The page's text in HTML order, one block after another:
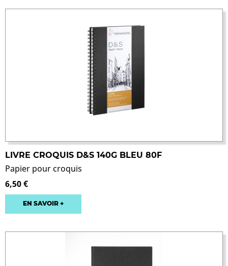
LIVRE CROQUIS D&S 140G BLEU 80F
Papier pour croquis
6,50 €
EN SAVOIR +